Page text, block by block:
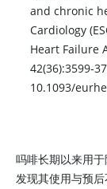
and chronic
Cardiology
Heart Failure
42(36):3599-
10.1093/
吗啡长期以来用
发现其使用与预